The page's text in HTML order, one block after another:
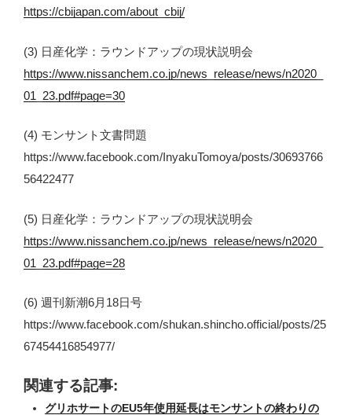
https://cbijapan.com/about_cbij/
(3) 日産化学：ラウンドアップの現状説明会
https://www.nissanchem.co.jp/news_release/news/n2020_
01_23.pdf#page=30
(4) モンサント文書問題
https://www.facebook.com/InyakuTomoya/posts/30693766
56422477
(5) 日産化学：ラウンドアップの現状説明会
https://www.nissanchem.co.jp/news_release/news/n2020_
01_23.pdf#page=28
(6) 週刊新潮6月18日号
https://www.facebook.com/shukan.shincho.official/posts/25
67454416854977/
関連する記事:
グリホサートのEU5年使用延長はモンサントの終わりの